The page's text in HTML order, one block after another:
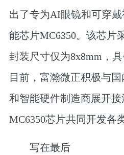
出了专为AI眼镜和可穿
能芯片MC6350。该芯片
封装尺寸仅为8x8mm，
目前，富瀚微正积极与
和智能硬件制造商展开
MC6350芯片共同开发各
写在最后